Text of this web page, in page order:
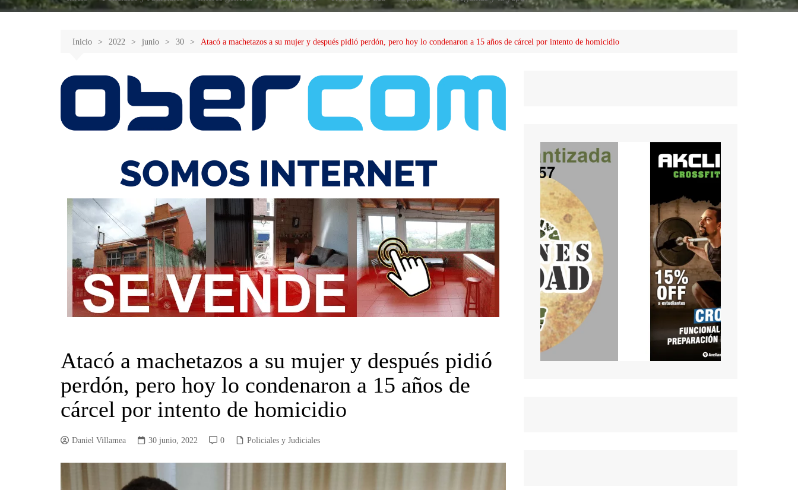
Inicio 2022 junio 30 Atacó a machetazos a su mujer y después pidió perdón, pero hoy lo condenaron a 15 años de cárcel por intento de homicidio
Atacó a machetazos a su mujer y después pidió
perdón, pero hoy lo condenaron a 15 años de
cárcel por intento de homicidio
Daniel Villamea 30 junio, 2022 0 Policiales y Judiciales